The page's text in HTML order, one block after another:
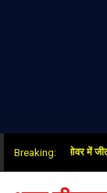
Breaking:
सुपर ओवर में जीत के बाद